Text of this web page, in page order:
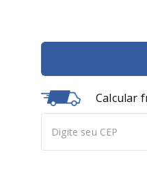
Calcular